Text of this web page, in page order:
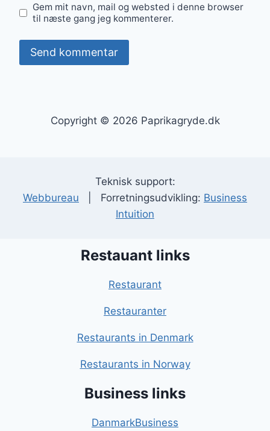
Gem mit navn, mail og websted i denne browser
til næste gang jeg kommenterer.
Copyright © 2026 Paprikagryde.dk
Teknisk support:
Webbureau | Forretningsudvikling: Business
Intuition
Restauant links
Restaurant
Restauranter
Restaurants in Denmark
Restaurants in Norway
Business links
DanmarkBusiness